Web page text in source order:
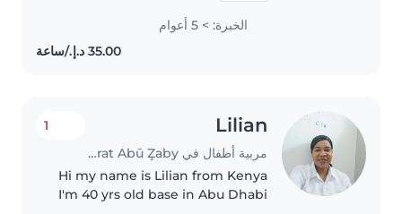
cared for children of all ages,
from babies to grade-schoolers. I
am a patient, friendly, and
الخبرة: > 5 أعوام
Lilian
مربية أطفال في Jazīrat Abū Z̧aby
1
Hi my name is Lilian from Kenya
I'm 40 yrs old base in Abu Dhabi